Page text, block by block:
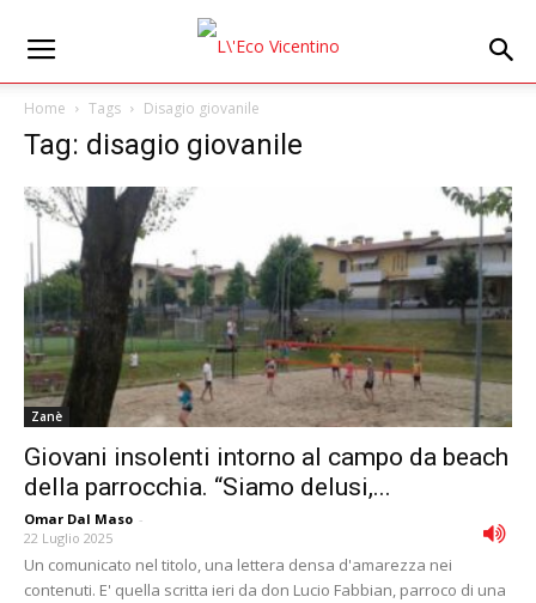
Home Tags Disagio giovanile
Tag: disagio giovanile
Zanè
Giovani insolenti intorno al campo da beach
della parrocchia. “Siamo delusi,...
Omar Dal Maso -
22 Luglio 2025
Un comunicato nel titolo, una lettera densa d'amarezza nei
contenuti. E' quella scritta ieri da don Lucio Fabbian, parroco di una